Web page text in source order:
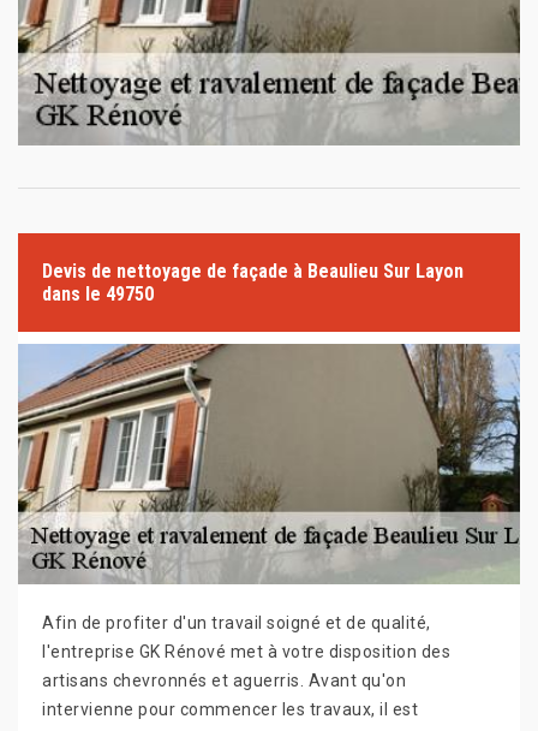
Devis de nettoyage de façade à Beaulieu Sur Layon
dans le 49750
Afin de profiter d'un travail soigné et de qualité,
l'entreprise GK Rénové met à votre disposition des
artisans chevronnés et aguerris. Avant qu'on
intervienne pour commencer les travaux, il est